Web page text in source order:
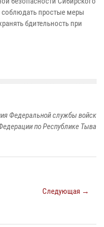
соблюдать простые меры
бдительность при
Федеральной службы войск
по Республике Тыва
Следующая →